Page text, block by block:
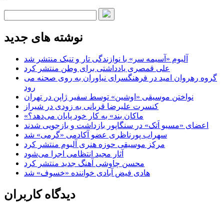
نوشته های جدید
آلبوم «آسیمه سر» با نوازندگی تار و تنبک منتشر شد
علی قمصری یادداشتی برای وطن منتشر کرد
گروه رهروان امید در فرهنگسرای نیاوران به روی صحنه می
رود
نواختن موسیقی «اوشین» توسط سفیر ژاپن در تهران
کنسرت علیرضا قربانی به زودی در شیراز
«ماکان بند» به کار خود پایان می‌دهد؟
اعضای «مسیو اَتک» در سنگاپور بازداشت و بازجویی شدند
سهراب پورناظری عضو آکادمی «گرمی» شد
مرکز موسیقی حوزه هنری آلبوم منتشر کرد
آثار مجید انتظامی اجرا می‌شود
محسن چاوشی آهنگ جدید منتشر کرد
هادی فیض آبادی خواننده «خسوف» شد
دیدگاه کاربران